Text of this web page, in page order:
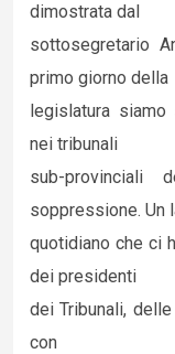
dimostrata dal
sottosegretario
primo giorno della
legislatura
nei tribunali
sub-provinciali
soppressione. Un
quotidiano che ci
dei presidenti
dei Tribunali,
con